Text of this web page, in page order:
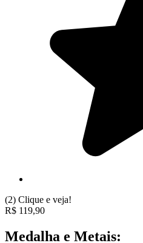
(2) Clique e veja!
R$ 119,90
Medalha e Metais: